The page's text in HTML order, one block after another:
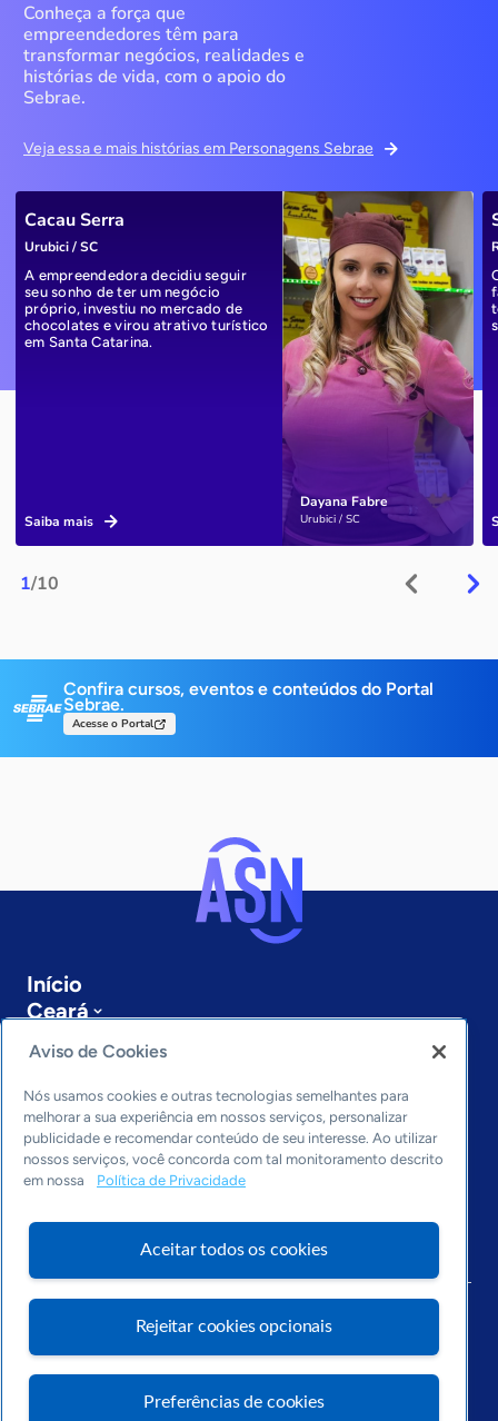
Conheça a força que
empreendedores têm para
transformar negócios, realidades e
histórias de vida, com o apoio do
Sebrae.
Veja essa e mais histórias em Personagens Sebrae
1/10
Dayana Fabre
Urubici / SC
Cacau Serra
Urubici / SC
A empreendedora decidiu seguir
seu sonho de ter um negócio
próprio, investiu no mercado de
chocolates e virou atrativo turístico
em Santa Catarina.
Saiba mais
Confira cursos, eventos e conteúdos do Portal
Sebrae.
Acesse o Portal
Início
Ceará
Sobre a ASN
Últimas notícias
Entre em contato
Editorias
Economia & Política
Inovação & Tecnologia
Cultura empreendedora
Arquivo
Aviso de Cookies
Nós usamos cookies e outras tecnologias semelhantes para
melhorar a sua experiência em nossos serviços, personalizar
publicidade e recomendar conteúdo de seu interesse. Ao utilizar
nossos serviços, você concorda com tal monitoramento descrito
em nossa
Política de Privacidade
Aceitar todos os cookies
Rejeitar cookies opcionais
Preferências de cookies